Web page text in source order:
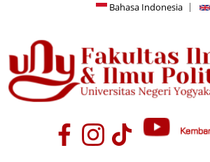
Bahasa Indonesia